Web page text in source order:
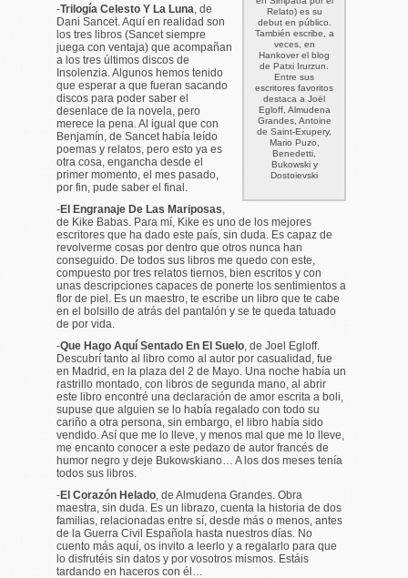
Relato) es su
debut en público.
También escribe, a
veces, en
Hankover el blog
de Patxi Irurzun.
Entre sus
escritores favoritos
destaca a Joël
Egloff, Almudena
Grandes, Antoine
de Saint-Exupery,
Mario Puzo,
Benedetti,
Bukowski y
Dostoievski
-Trilogía Celesto Y La Luna , de
Dani Sancet. Aquí en realidad son
los tres libros (Sancet siempre
juega con ventaja) que acompañan
a los tres últimos discos de
Insolenzia. Algunos hemos tenido
que esperar a que fueran sacando
discos para poder saber el
desenlace de la novela, pero
merece la pena. Al igual que con
Benjamín, de Sancet había leído
poemas y relatos, pero esto ya es
otra cosa, engancha desde el
primer momento, el mes pasado,
por fin, pude saber el final.
-El Engranaje De Las Mariposas
de Kike Babas. Para mí, Kike es uno de los mejores
escritores que ha dado este país, sin duda. Es capaz de
revolverme cosas por dentro que otros nunca han
conseguido. De todos sus libros me quedo con este,
compuesto por tres relatos tiernos, bien escritos y con
unas descripciones capaces de ponerte los sentimientos a
flor de piel. Es un maestro, te escribe un libro que te cabe
en el bolsillo de atrás del pantalón y se te queda tatuado
de por vida.
-Que Hago Aquí Sentado En El Suelo de Joel Egloff.
Descubrí tanto al libro como al autor por casualidad, fue
en Madrid, en la plaza del 2 de Mayo. Una noche había un
rastrillo montado, con libros de segunda mano, al abrir
este libro encontré una declaración de amor escrita a boli,
supuse que alguien se lo había regalado con todo su
cariño a otra persona, sin embargo, el libro había sido
vendido. Así que me lo lleve, y menos mal que me lo lleve,
me encanto conocer a este pedazo de autor francés de
humor negro y deje Bukowskiano… A los dos meses tenía
todos sus libros.
-El Corazón Helado , de Almudena Grandes. Obra
maestra, sin duda. Es un librazo, cuenta la historia de dos
familias, relacionadas entre sí, desde más o menos, antes
de la Guerra Civil Española hasta nuestros días. No
cuento más aquí, os invito a leerlo y a regalarlo para que
lo disfrutéis sin datos y por vosotros mismos. Estáis
tardando en haceros con él…